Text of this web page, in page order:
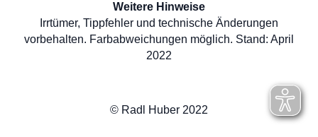
Weitere Hinweise
Irrtümer, Tippfehler und technische Änderungen
vorbehalten. Farbabweichungen möglich. Stand: April
2022
© Radl Huber 2022